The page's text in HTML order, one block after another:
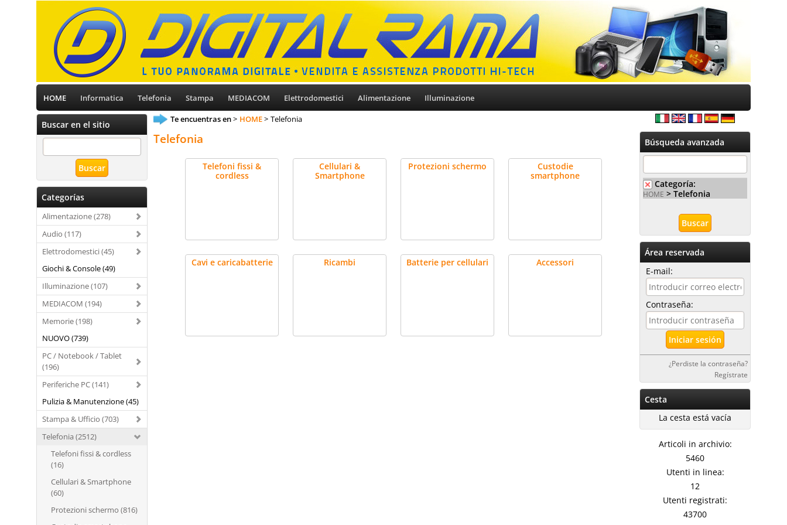
HOME Informatica Telefonia Stampa MEDIACOM Elettrodomestici Alimentazione Illuminazione
Buscar en el sitio
Categorías
Alimentazione (278)
Audio (117)
Elettrodomestici (45)
Giochi & Console (49)
Illuminazione (107)
MEDIACOM (194)
Memorie (198)
NUOVO (739)
PC / Notebook / Tablet
(196)
Periferiche PC (141)
Pulizia & Manutenzione (45)
Stampa & Ufficio (703)
Telefonia (2512)
Telefoni fissi & cordless
(16)
Cellulari & Smartphone
(60)
Protezioni schermo (816)
Te encuentras en HOME Telefonia
Telefonia
Telefoni fissi &
cordless
Cellulari &
Smartphone
Protezioni schermo
Custodie
smartphone
Cavi e caricabatterie Ricambi Batterie per cellulari Accessori
Búsqueda avanzada
Categoría:
HOME > Telefonia
Área reservada
E-mail:
Contraseña:
¿Perdiste la contraseña?
Regístrate
Cesta
La cesta está vacía
Articoli in archivio:
5460
Utenti in linea:
12
Utenti registrati:
43700